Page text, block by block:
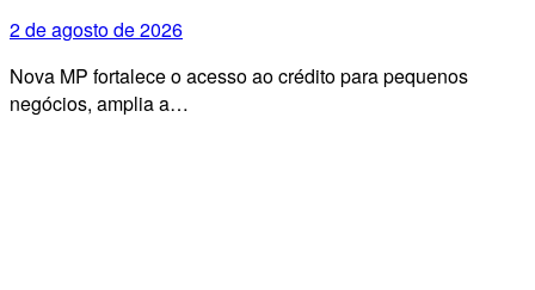
2 de agosto de 2026
Nova MP fortalece o acesso ao crédito para pequenos
negócios, amplia a…